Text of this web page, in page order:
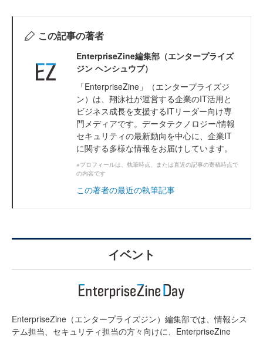
この記事の著者
EnterpriseZine編集部（エンタープライズ
ジン ヘンシュウブ）
「EnterpriseZine」（エンタープライズジ
ン）は、翔泳社が運営する企業のIT活用と
ビジネス成長を支援するITリーダー向け専
門メディアです。データテクノロジー/情報
セキュリティの最新動向を中心に、企業IT
に関する多様な情報をお届けしています。
※プロフィールは、執筆時点、または直近の記事の寄稿時点で
の内容です
この著者の最近の執筆記事
イベント
EnterpriseZine（エンタープライズジン）編集部では、情報シス
テム担当、セキュリティ担当の方々向けに、EnterpriseZine